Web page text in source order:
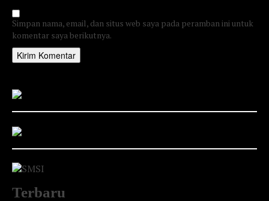
Simpan nama, email, dan situs web saya pada peramban ini untuk
komentar saya berikutnya.
Terbaru